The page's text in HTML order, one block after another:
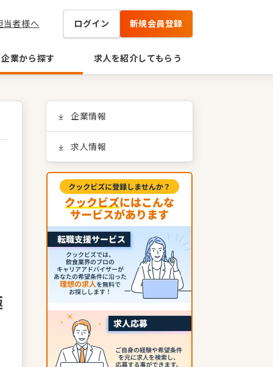
当者様へ ログイン 新規会員登録
企業から探す 求人を紹介してもらう
企業情報
求人情報